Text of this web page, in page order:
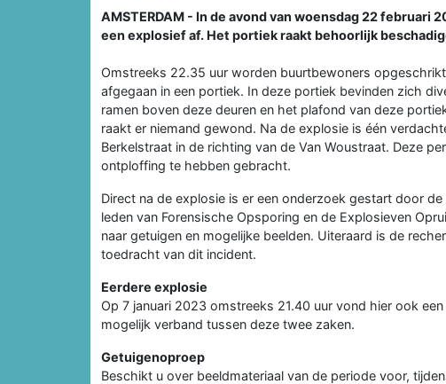
AMSTERDAM - In de avond van woensdag 22 februari
een explosief af. Het portiek raakt behoorlijk
Omstreeks 22.35 uur worden buurtbewoners
afgegaan in een portiek. In deze portiek bevinden zich
ramen boven deze deuren en het plafond van deze
raakt er niemand gewond. Na de explosie is één
Berkelstraat in de richting van de Van Woustraat. Deze
ontploffing te hebben gebracht.
Direct na de explosie is er een onderzoek gestart door
leden van Forensische Opsporing en de Explosieven
naar getuigen en mogelijke beelden. Uiteraard is de
toedracht van dit incident.
Eerdere explosie
Op 7 januari 2023 omstreeks 21.40 uur vond hier ook
mogelijk verband tussen deze twee zaken.
Getuigenoproep
Beschikt u over beeldmateriaal van de periode voor,